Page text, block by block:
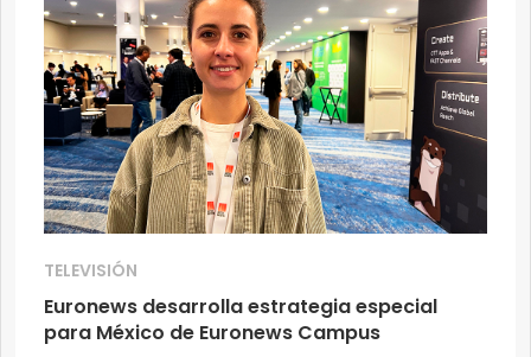
TELEVISIÓN
Euronews desarrolla estrategia especial
para México de Euronews Campus